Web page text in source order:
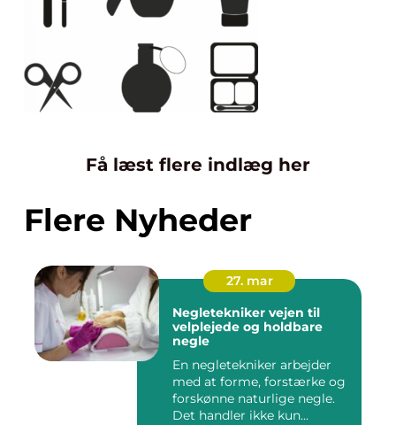
Få læst flere indlæg her
Flere Nyheder
27. mar
Negletekniker vejen til
velplejede og holdbare
negle
En negletekniker arbejder
med at forme, forstærke og
forskønne naturlige negle.
Det handler ikke kun...